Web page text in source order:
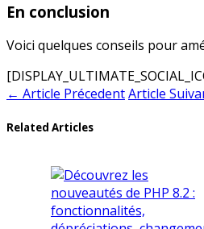
En conclusion
Voici quelques conseils pour
← Article PrécedentArticle
Related Articles